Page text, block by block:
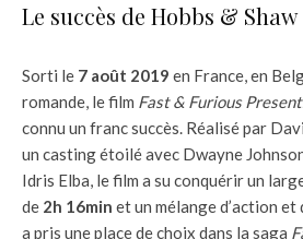
Le succès de Hobbs & Shaw
Sorti le 7 août 2019 en France, en
romande, le film Fast & Furious
connu un franc succès. Réalisé par
un casting étoilé avec Dwayne
Idris Elba, le film a su conquérir un
de 2h 16min et un mélange d’action
a pris une place de choix dans la saga